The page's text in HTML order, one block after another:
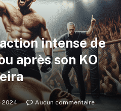
intense de
après son KO
2024
Aucun commentaire